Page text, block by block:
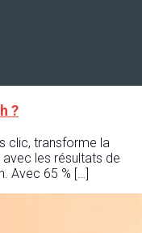
?
clic, transforme la
les résultats de
Avec 65 % […]